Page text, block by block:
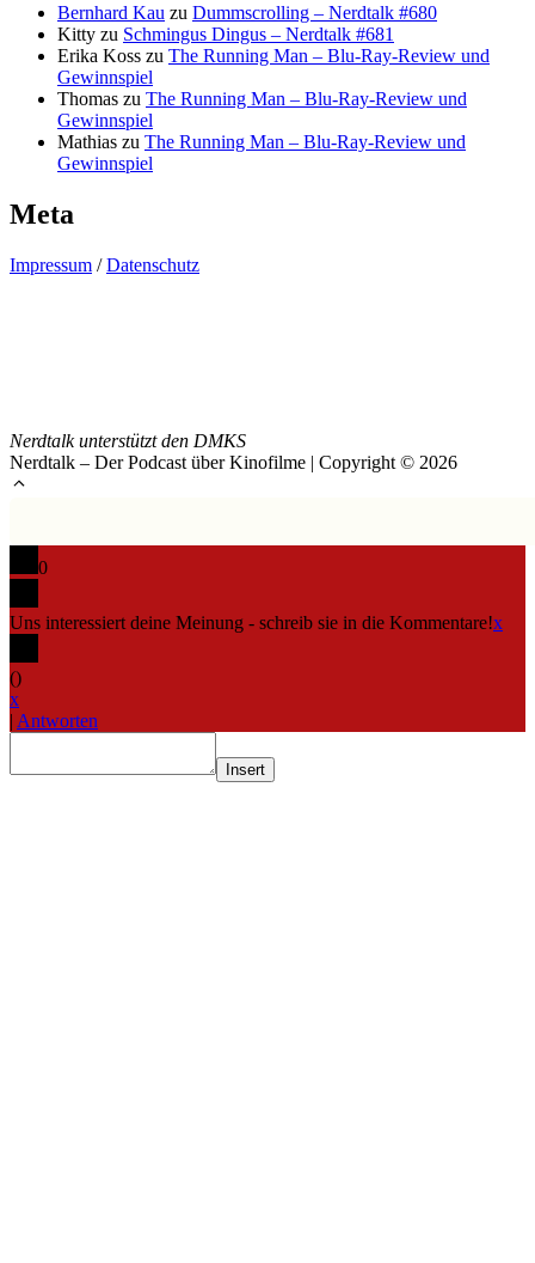
Bernhard Kau zu Dummscrolling – Nerdtalk #680
Kitty zu Schmingus Dingus – Nerdtalk #681
Erika Koss zu The Running Man – Blu-Ray-Review und
Gewinnspiel
Thomas zu The Running Man – Blu-Ray-Review und
Gewinnspiel
Mathias zu The Running Man – Blu-Ray-Review und
Gewinnspiel
Meta
Impressum /Datenschutz
Nerdtalk unterstützt den DMKS
Nerdtalk – Der Podcast über Kinofilme | Copyright © 2026
0
Uns interessiert deine Meinung - schreib sie in die Kommentare!x
()
x
| Antworten
Insert